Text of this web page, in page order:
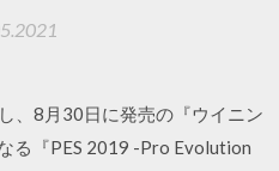
、8月30日に発売の『ウイニン
る『PES 2019 -Pro Evolution